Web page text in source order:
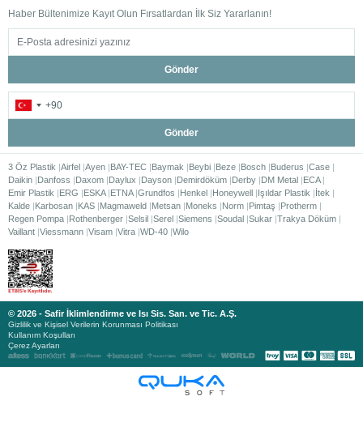
Haber Bültenimize Kayıt Olun Fırsatlardan İlk Siz Yararlanın!
Gönder
Gönder
3 Öz Plastik Airfel Ayen BAY-TEC Baymak Beybi Beze Bosch Buderus Case
Daikin Danfoss Daxom Daylux Dayson Demirdöküm Derby DM Metal ECA
Emir Plastik
ERG ESKA ETNA Grundfos Henkel Honeywell Işıldar Plastik
İtek
Kalde Karbosan KAS Magmaweld Metsan Moneks Norm Pimtaş
Protherm
Regen Pompa Rothenberger Selsil Serel Siemens Soudal Sukar Trakya Döküm
Vaillant Viessmann Visam Vitra WD-40 Wilo
© 2026 - Safir İklimlendirme ve Isı Sis. San. ve Tic. A.Ş.
Gizlilik ve Kişisel Verilerin Korunması Politikası
Kullanım Koşulları
Çerez Ayarları